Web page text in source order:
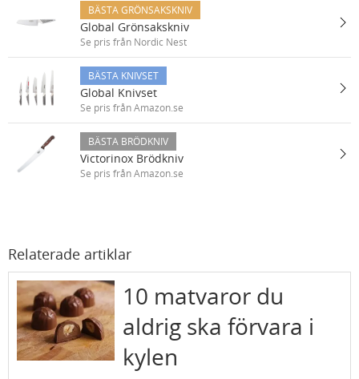
BÄSTA GRÖNSAKSKNIV
Global Grönsakskniv
Se pris från Nordic Nest
BÄSTA KNIVSET
Global Knivset
Se pris från Amazon.se
BÄSTA BRÖDKNIV
Victorinox Brödkniv
Se pris från Amazon.se
Relaterade artiklar
10 matvaror du
aldrig ska förvara i
kylen